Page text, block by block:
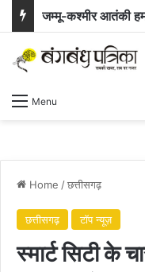
Menu
Home /छत्तीसगढ़
छत्तीसगढ़ टॉप न्यूज़
स्मार्ट सिटी के